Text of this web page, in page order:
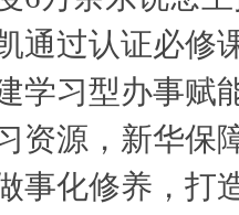
通过认证必修
学习型办事赋
资源，新华保
事化修养，打